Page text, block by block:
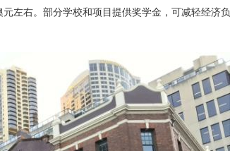
左右。部分学校和项目提供奖学金，可减轻经济负